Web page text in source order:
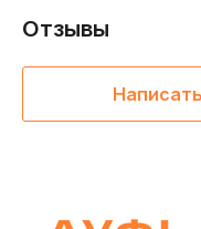
Отзывы